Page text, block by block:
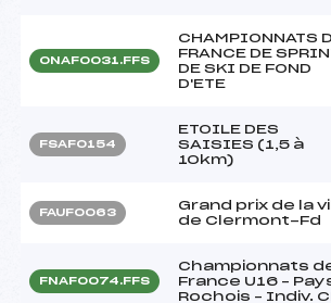
ONAF0031.FFS
CHAMPIONNATS
FRANCE DE
DE SKI DE FOND
D'ETE
FSAF0154
ETOILE DES
SAISIES (1,5 à
10km)
FAUF0063
Grand prix de la
de Clermont-Fd
FNAF0074.FFS
Championnats
France U16 –
Rochois – Indiv.